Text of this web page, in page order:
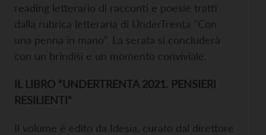
reading letterario di racconti e poesie tratti
dalla rubrica letteraria di UnderTrenta “Con
una penna in mano”. La serata si concluderà
con un brindisi e un momento conviviale.
IL LIBRO “UNDERTRENTA 2021. PENSIERI
RESILIENTI”
Il volume è edito da Idesia, curato dal direttore